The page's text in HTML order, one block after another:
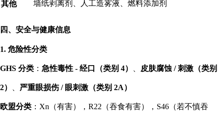
其他 墙纸剥离剂、人工造雾液、燃料添加剂
四、安全与健康信息
1. 危险性分类
GHS 分类 ： 急性毒性 - 经口（类别 4） 皮肤腐蚀 / 刺激（类别
2） 严重眼损伤 / 眼刺激（类别 2A）
欧盟分类 ：Xn（有害），R22（吞食有害），S46（若不慎吞